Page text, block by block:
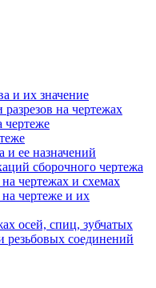
и их значение
на чертежах
чертеже
и ее назначений
сборочного чертежа
чертежах и схемах
чертеже и их
осей, спиц, зубчатых
резьбовых соединений